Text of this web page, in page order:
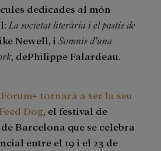
dedicades al món
La societat literària i el pastís de
Newell, i Somnis d’una
, dePhilippe Falardeau.
tornarà a ser la seu
Dog, el festival de
Barcelona que se celebra
entre el 19 i el 23 de